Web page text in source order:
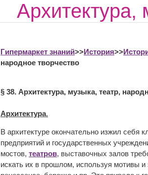
Архитектура,
Гипермаркет знаний>>История>>
народное творчество
§ 38. Архитектура, музыка, театр,
Архитектура.
В архитектуре окончательно изжил
предприятий и государственных
мостов, театров, выставочных залов
искать их в прошлом, используя мотивы и